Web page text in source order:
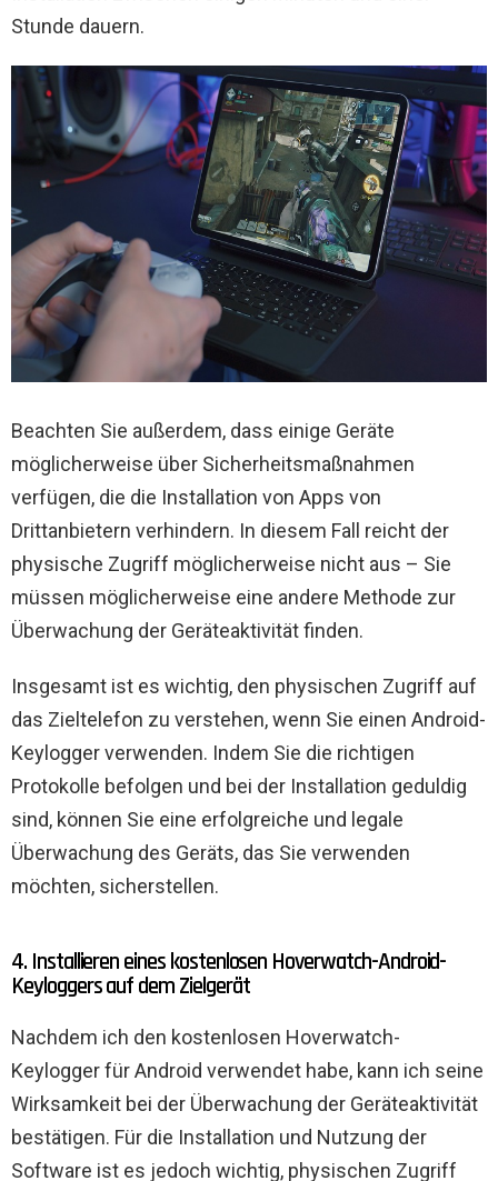
Stunde dauern.
Beachten Sie außerdem, dass einige Geräte
möglicherweise über Sicherheitsmaßnahmen
verfügen, die die Installation von Apps von
Drittanbietern verhindern. In diesem Fall reicht der
physische Zugriff möglicherweise nicht aus – Sie
müssen möglicherweise eine andere Methode zur
Überwachung der Geräteaktivität finden.
Insgesamt ist es wichtig, den physischen Zugriff auf
das Zieltelefon zu verstehen, wenn Sie einen Android-
Keylogger verwenden. Indem Sie die richtigen
Protokolle befolgen und bei der Installation geduldig
sind, können Sie eine erfolgreiche und legale
Überwachung des Geräts, das Sie verwenden
möchten, sicherstellen.
4. Installieren eines kostenlosen Hoverwatch-Android-
Keyloggers auf dem Zielgerät
Nachdem ich den kostenlosen Hoverwatch-
Keylogger für Android verwendet habe, kann ich seine
Wirksamkeit bei der Überwachung der Geräteaktivität
bestätigen. Für die Installation und Nutzung der
Software ist es jedoch wichtig, physischen Zugriff